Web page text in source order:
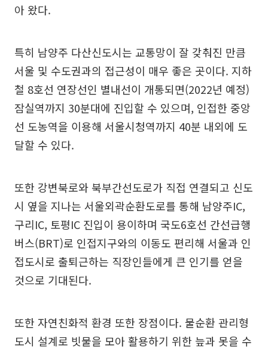
아 왔다.
특히 남양주 다산신도시는 교통망이 잘 갖춰진 만큼
서울 및 수도권과의 접근성이 매우 좋은 곳이다. 지하
철 8호선 연장선인 별내선이 개통되면(2022년 예정)
잠실역까지 30분대에 진입할 수 있으며, 인접한 중앙
선 도농역을 이용해 서울시청역까지 40분 내외에 도
달할 수 있다.
또한 강변북로와 북부간선도로가 직접 연결되고 신도
시 옆을 지나는 서울외곽순환도로를 통해 남양주IC,
구리IC, 토평IC 진입이 용이하며 국도6호선 간선급행
버스(BRT)로 인접지구와의 이동도 편리해 서울과 인
접도시로 출퇴근하는 직장인들에게 큰 인기를 얻을
것으로 기대된다.
또한 자연친화적 환경 또한 장점이다. 물순환 관리형
도시 설계로 빗물을 모아 활용하기 위한 늪과 못을 수